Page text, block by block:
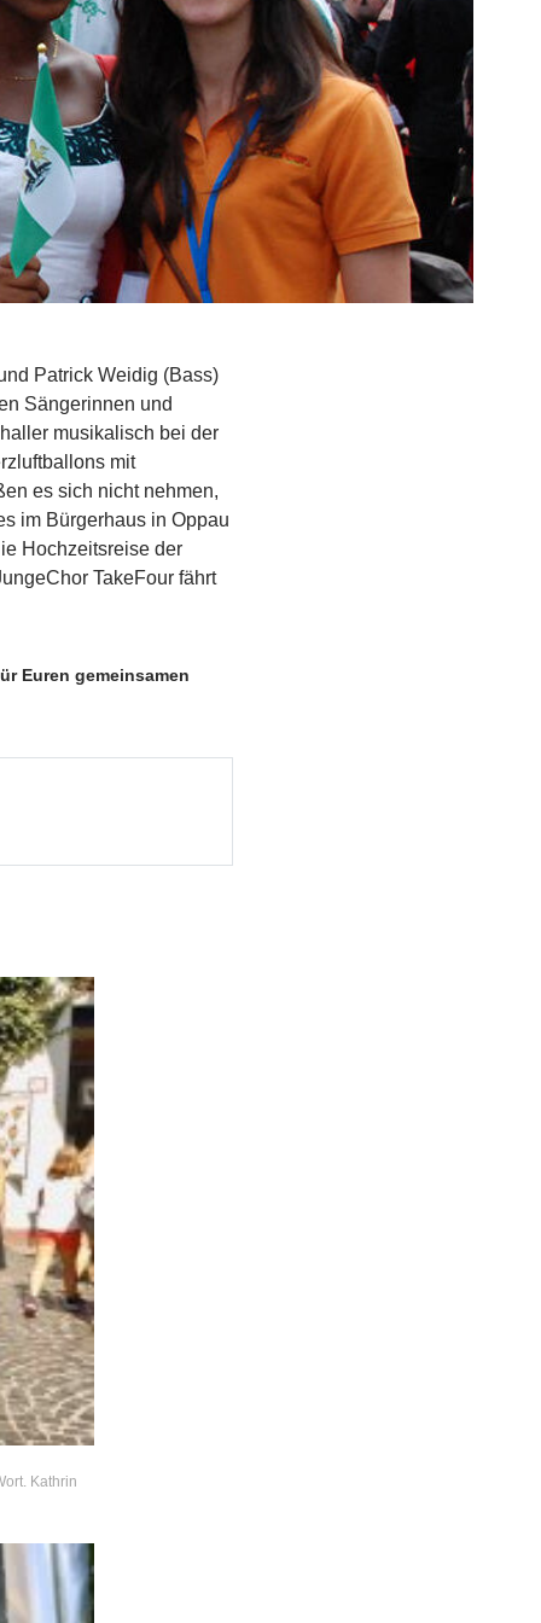
Patrick Weidig (Bass)
Sängerinnen und
musikalisch bei der
mit
es sich nicht nehmen,
im Bürgerhaus in Oppau
Hochzeitsreise der
TakeFour fährt
Euren gemeinsamen
Kathrin